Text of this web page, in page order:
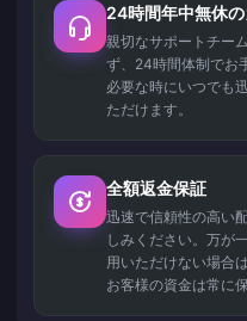
24時間年中無休
親切なサポートチー
ず、24時間体制でお
必要な時にいつでも
ただけます。
全額返金保証
迅速で信頼性の高い
しみください。万が
用いただけない場合
お客様の資金は常に